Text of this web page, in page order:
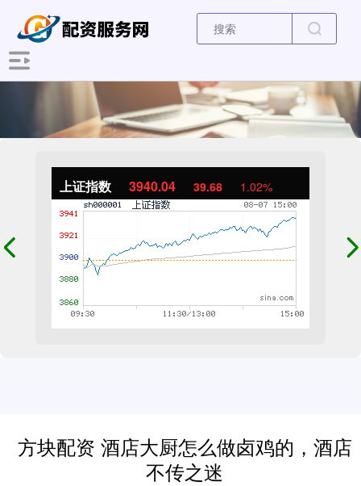
上证指数 3940.04 39.68 1.02%
方块配资 酒店大厨怎么做卤鸡的，酒店
不传之迷